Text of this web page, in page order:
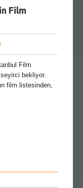
Film
Film
bekliyor.
film listesinden,